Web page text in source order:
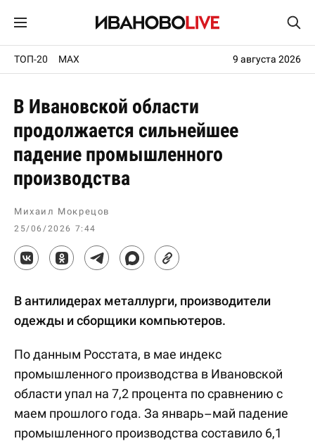
ТОП-20 MAX 9 августа 2026
В Ивановской области
продолжается сильнейшее
падение промышленного
производства
Михаил Мокрецов
25/06/2026 7:44
В антилидерах металлурги, производители
одежды и сборщики компьютеров.
По данным Росстата, в мае индекс
промышленного производства в Ивановской
области упал на 7,2 процента по сравнению с
маем прошлого года. За январь–май падение
промышленного производства составило 6,1